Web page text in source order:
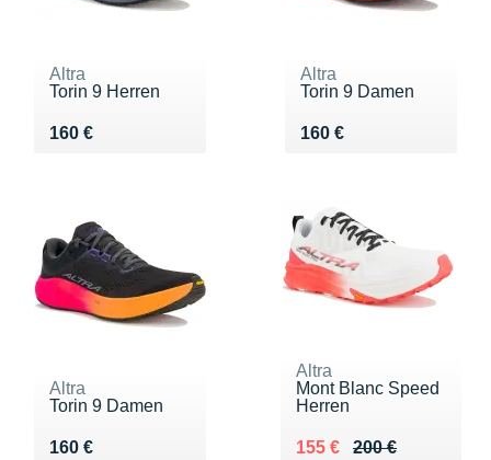
Altra
Torin 9 Herren
160 €
Vendu 160 €
Altra
Torin 9 Damen
160 €
Vendu 160 €
Altra
Torin 9 Damen
160 €
Vendu 160 €
Altra
Mont Blanc Speed
Herren
200 €
Au lieu de 200 €
155 €
Vendu 155 €